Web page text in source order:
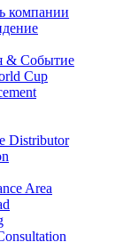
компании
& Событие
Cup
Distributor
Area